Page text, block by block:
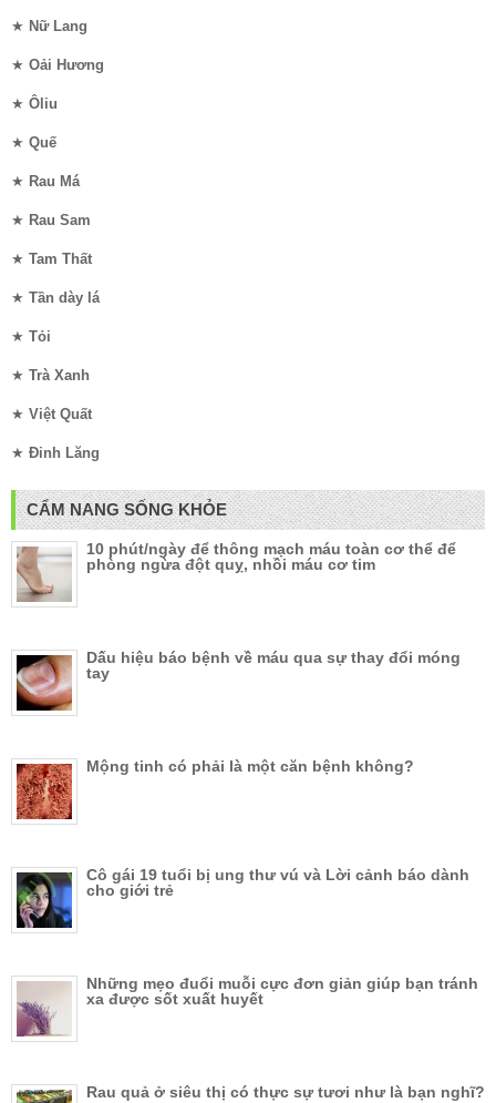
★ Nữ Lang
★ Oải Hương
★ Ôliu
★ Quế
★ Rau Má
★ Rau Sam
★ Tam Thất
★ Tần dày lá
★ Tỏi
★ Trà Xanh
★ Việt Quất
★ Đinh Lăng
CẨM NANG SỐNG KHỎE
10 phút/ngày để thông mạch máu toàn cơ thể để
phòng ngừa đột quỵ, nhồi máu cơ tim
Dấu hiệu báo bệnh về máu qua sự thay đổi móng
tay
Mộng tinh có phải là một căn bệnh không?
Cô gái 19 tuổi bị ung thư vú và Lời cảnh báo dành
cho giới trẻ
Những mẹo đuổi muỗi cực đơn giản giúp bạn tránh
xa được sốt xuất huyết
Rau quả ở siêu thị có thực sự tươi như là bạn nghĩ?